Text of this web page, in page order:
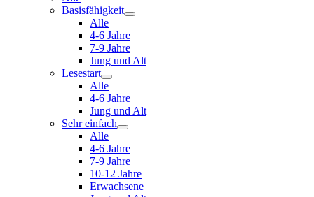
Basisfähigkeit
Alle
4-6 Jahre
7-9 Jahre
Jung und Alt
Lesestart
Alle
4-6 Jahre
Jung und Alt
Sehr einfach
Alle
4-6 Jahre
7-9 Jahre
10-12 Jahre
Erwachsene